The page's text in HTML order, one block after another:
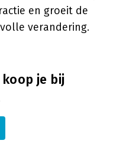
en groeit de
verandering.
je bij